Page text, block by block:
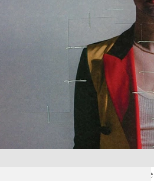
рок-группа Panic! At